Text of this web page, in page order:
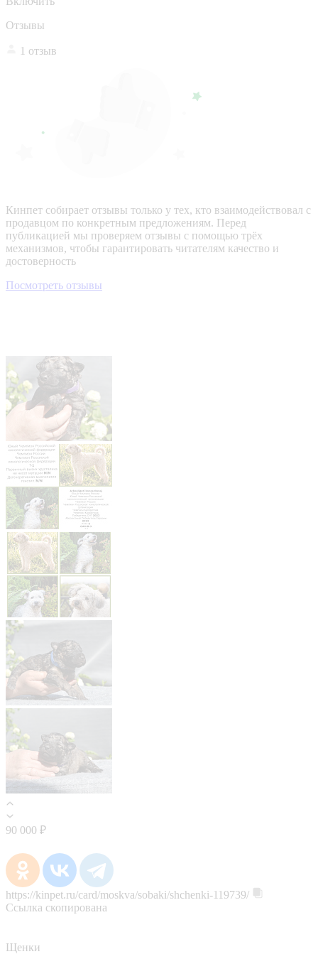
Отзывы
1 отзыв
Кинпет собирает отзывы только у тех, кто взаимодействовал с
продавцом по конкретным предложениям. Перед
публикацией мы проверяем отзывы с помощью трёх
механизмов, чтобы гарантировать читателям качество и
достоверность
Посмотреть отзывы
90 000 ₽
https://kinpet.ru/card/moskva/sobaki/shchenki-119739/
Ссылка скопирована
Щенки